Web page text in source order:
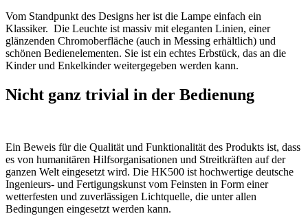
Vom Standpunkt des Designs her ist die Lampe einfach ein
Klassiker. Die Leuchte ist massiv mit eleganten Linien, einer
glänzenden Chromoberfläche (auch in Messing erhältlich) und
schönen Bedienelementen. Sie ist ein echtes Erbstück, das an die
Kinder und Enkelkinder weitergegeben werden kann.
Nicht ganz trivial in der Bedienung
Ein Beweis für die Qualität und Funktionalität des Produkts ist, dass
es von humanitären Hilfsorganisationen und Streitkräften auf der
ganzen Welt eingesetzt wird. Die HK500 ist hochwertige deutsche
Ingenieurs- und Fertigungskunst vom Feinsten in Form einer
wetterfesten und zuverlässigen Lichtquelle, die unter allen
Bedingungen eingesetzt werden kann.